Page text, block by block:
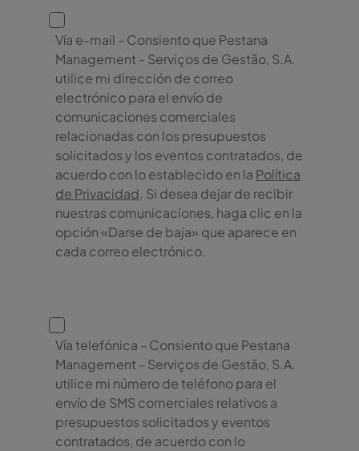
Vía e-mail - Consiento que Pestana
Management - Serviços de Gestão, S.A.
utilice mi dirección de correo
electrónico para el envío de
comunicaciones comerciales
relacionadas con los presupuestos
solicitados y los eventos contratados, de
acuerdo con lo establecido en la Política
de Privacidad. Si desea dejar de recibir
nuestras comunicaciones, haga clic en la
opción «Darse de baja» que aparece en
cada correo electrónico.
Vía telefónica - Consiento que Pestana
Management - Serviços de Gestão, S.A.
utilice mi número de teléfono para el
envío de SMS comerciales relativos a
presupuestos solicitados y eventos
contratados, de acuerdo con lo